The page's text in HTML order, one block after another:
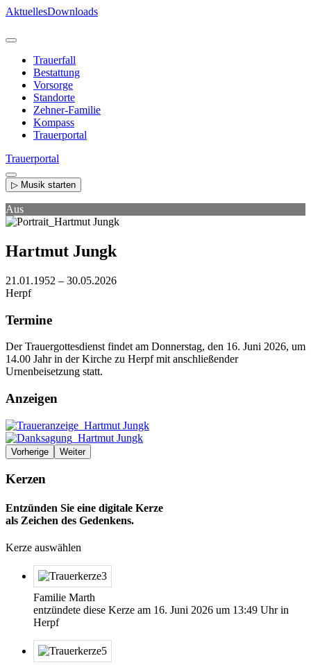
Direkt
Inhalt
AktuellesDownloads
Trauerfall
Bestattung
Vorsorge
Standorte
Zehner-Familie
Kompass
Trauerportal
Trauerportal
▷ Musik starten
Aus
Hartmut Jungk
21.01.1952 – 30.05.2026
Herpf
Termine
Der Trauergottesdienst findet am Donnerstag, den 16. Juni 2026, um
14.00 Jahr in der Kirche zu Herpf mit anschließender
Urnenbeisetzung statt.
Anzeigen
Vorherige Weiter
Kerzen
Entzünden Sie eine digitale Kerze
als Zeichen des Gedenkens.
Kerze auswählen
Familie Marth
entzündete diese Kerze am 16. Juni 2026 um 13:49 Uhr in
Herpf